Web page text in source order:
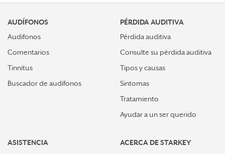
AUDÍFONOS
Audifonos
Comentarios
Tinnitus
Buscador de audífonos
PÉRDIDA AUDITIVA
Pérdida auditiva
Consulte su pérdida auditiva
Tipos y causas
Sintomas
Tratamiento
Ayudar a un ser querido
ASISTENCIA
ACERCA DE STARKEY